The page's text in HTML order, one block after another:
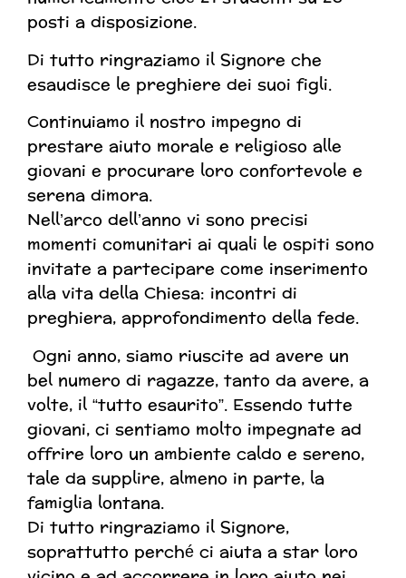
posti a disposizione.
Di tutto ringraziamo il Signore che
esaudisce le preghiere dei suoi figli.
Continuiamo il nostro impegno di
prestare aiuto morale e religioso alle
giovani e procurare loro confortevole e
serena dimora.
Nell’arco dell’anno vi sono precisi
momenti comunitari ai quali le ospiti sono
invitate a partecipare come inserimento
alla vita della Chiesa: incontri di
preghiera, approfondimento della fede.
Ogni anno, siamo riuscite ad avere un
bel numero di ragazze, tanto da avere, a
volte, il “tutto esaurito”. Essendo tutte
giovani, ci sentiamo molto impegnate ad
offrire loro un ambiente caldo e sereno,
tale da supplire, almeno in parte, la
famiglia lontana.
Di tutto ringraziamo il Signore,
soprattutto perché ci aiuta a star loro